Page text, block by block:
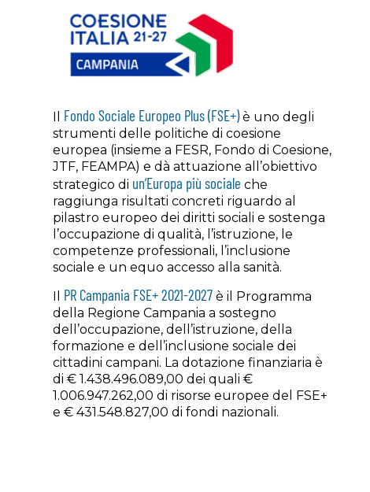
Fondo Sociale Europeo Plus (FSE+)è uno degli
strumenti delle politiche di coesione
europea (insieme a FESR, Fondo di Coesione,
JTF, FEAMPA) e dà attuazione all’obiettivo
strategico di un’Europa più sociale che
raggiunga risultati concreti riguardo al
pilastro europeo dei diritti sociali e sostenga
l’occupazione di qualità, l’istruzione, le
competenze professionali, l’inclusione
sociale e un equo accesso alla sanità.
Il PR Campania FSE+ 2021-2027 è il Programma
della Regione Campania a sostegno
dell’occupazione, dell’istruzione, della
formazione e dell’inclusione sociale dei
cittadini campani. La dotazione finanziaria è
di € 1.438.496.089,00 dei quali €
1.006.947.262,00 di risorse europee del FSE+
e € 431.548.827,00 di fondi nazionali.